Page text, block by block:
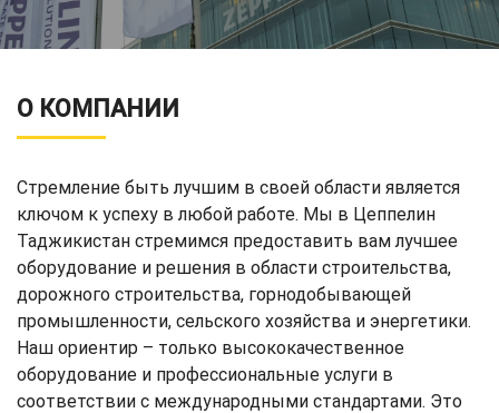
О КОМПАНИИ
Стремление быть лучшим в своей области является
ключом к успеху в любой работе. Мы в Цеппелин
Таджикистан стремимся предоставить вам лучшее
оборудование и решения в области строительства,
дорожного строительства, горнодобывающей
промышленности, сельского хозяйства и энергетики.
Наш ориентир – только высококачественное
оборудование и профессиональные услуги в
соответствии с международными стандартами. Это